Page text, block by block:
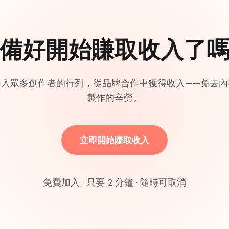
好開始賺取收入了
眾多創作者的行列，從品牌合作中獲得收入——免去
製作的辛勞。
立即開始賺取收入
免費加入 · 只要 2 分鐘 · 隨時可取消